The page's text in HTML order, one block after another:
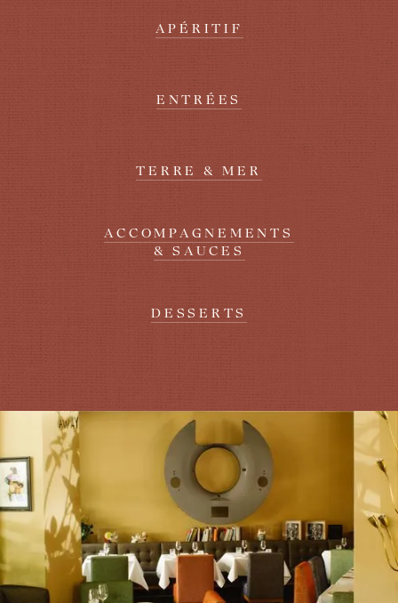
APÉRITIF
ENTRÉES
TERRE & MER
ACCOMPAGNEMENTS
& SAUCES
DESSERTS